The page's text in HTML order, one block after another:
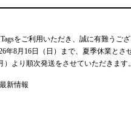
Tagsをご利用いただき、誠に有難う
年8月16日（日）まで、夏季休業と
）より順次発送をさせていただきま
最新情報